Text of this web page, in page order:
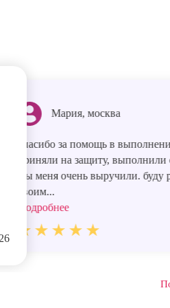
Мария, москва
спасибо за помощь в
приняли на защиту, выполнили
Вы меня очень выручили. буду
своим...
Подробнее